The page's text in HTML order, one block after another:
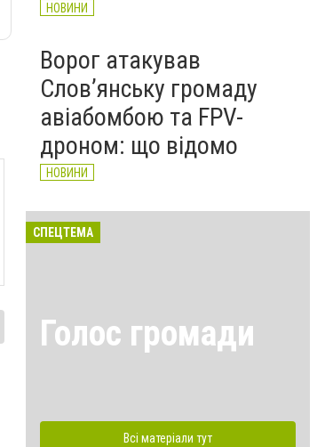
НОВИНИ
Ворог атакував
Слов’янську громаду
авіабомбою та FPV-
дроном: що відомо
НОВИНИ
СПЕЦТЕМА
Голос громади
Всі матеріали тут